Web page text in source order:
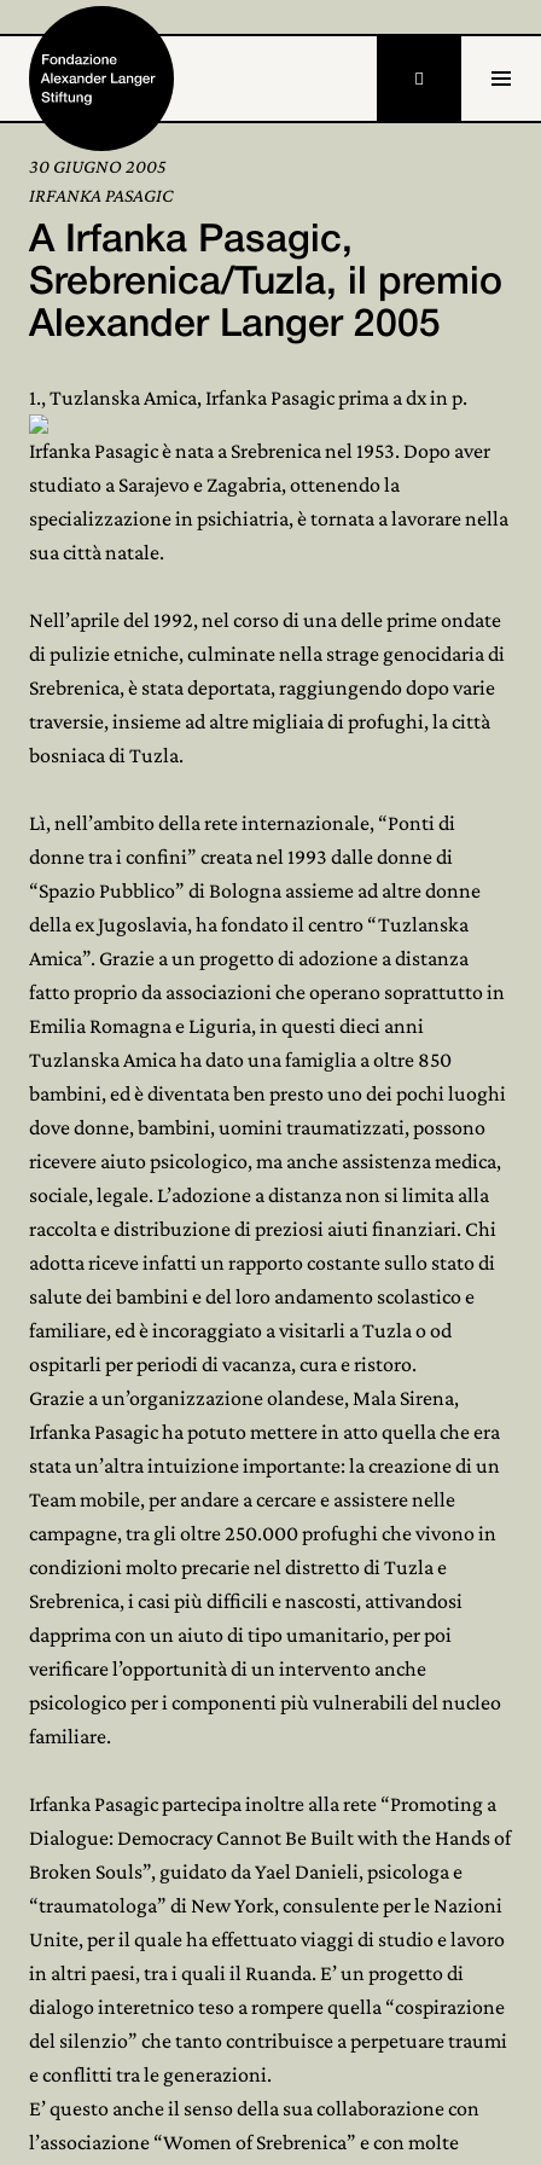
Home
Fondazione
Attività e progetti
Archivio
Partecipa

30 GIUGNO 2005
IRFANKA PASAGIC
A Irfanka Pasagic,
Srebrenica/Tuzla, il premio
Alexander Langer 2005
1., Tuzlanska Amica, Irfanka Pasagic prima a dx in p.
Irfanka Pasagic è nata a Srebrenica nel 1953. Dopo aver
studiato a Sarajevo e Zagabria, ottenendo la
specializzazione in psichiatria, è tornata a lavorare nella
sua città natale.
Nell’aprile del 1992, nel corso di una delle prime ondate
di pulizie etniche, culminate nella strage genocidaria di
Srebrenica, è stata deportata, raggiungendo dopo varie
traversie, insieme ad altre migliaia di profughi, la città
bosniaca di Tuzla.
Lì, nell’ambito della rete internazionale, “Ponti di
donne tra i confini” creata nel 1993 dalle donne di
“Spazio Pubblico” di Bologna assieme ad altre donne
della ex Jugoslavia, ha fondato il centro “Tuzlanska
Amica”. Grazie a un progetto di adozione a distanza
fatto proprio da associazioni che operano soprattutto in
Emilia Romagna e Liguria, in questi dieci anni
Tuzlanska Amica ha dato una famiglia a oltre 850
bambini, ed è diventata ben presto uno dei pochi luoghi
dove donne, bambini, uomini traumatizzati, possono
ricevere aiuto psicologico, ma anche assistenza medica,
sociale, legale. L’adozione a distanza non si limita alla
raccolta e distribuzione di preziosi aiuti finanziari. Chi
adotta riceve infatti un rapporto costante sullo stato di
salute dei bambini e del loro andamento scolastico e
familiare, ed è incoraggiato a visitarli a Tuzla o od
ospitarli per periodi di vacanza, cura e ristoro.
Grazie a un’organizzazione olandese, Mala Sirena,
Irfanka Pasagic ha potuto mettere in atto quella che era
stata un’altra intuizione importante: la creazione di un
Team mobile, per andare a cercare e assistere nelle
campagne, tra gli oltre 250.000 profughi che vivono in
condizioni molto precarie nel distretto di Tuzla e
Srebrenica, i casi più difficili e nascosti, attivandosi
dapprima con un aiuto di tipo umanitario, per poi
verificare l’opportunità di un intervento anche
psicologico per i componenti più vulnerabili del nucleo
familiare.
Irfanka Pasagic partecipa inoltre alla rete “Promoting a
Dialogue: Democracy Cannot Be Built with the Hands of
Broken Souls”, guidato da Yael Danieli, psicologa e
“traumatologa” di New York, consulente per le Nazioni
Unite, per il quale ha effettuato viaggi di studio e lavoro
in altri paesi, tra i quali il Ruanda. E’ un progetto di
dialogo interetnico teso a rompere quella “cospirazione
del silenzio” che tanto contribuisce a perpetuare traumi
e conflitti tra le generazioni.
E’ questo anche il senso della sua collaborazione con
l’associazione “Women of Srebrenica” e con molte